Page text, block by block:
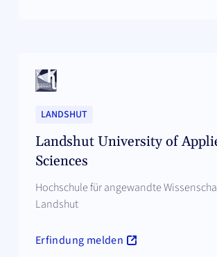
LANDSHUT
Landshut University of
Sciences
Hochschule für angewandte
Landshut
Erfindung melden